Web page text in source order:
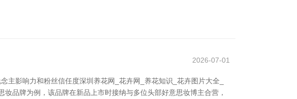
2026-07-01
影响力和粉丝信任度深圳养花网_花卉网_养花知识_花卉图片大全_
品牌为例，该品牌在新品上市时接纳与多位头部好意思妆博主合营，